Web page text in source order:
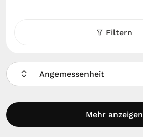
Filtern
Angemessenheit
Mehr anzeigen